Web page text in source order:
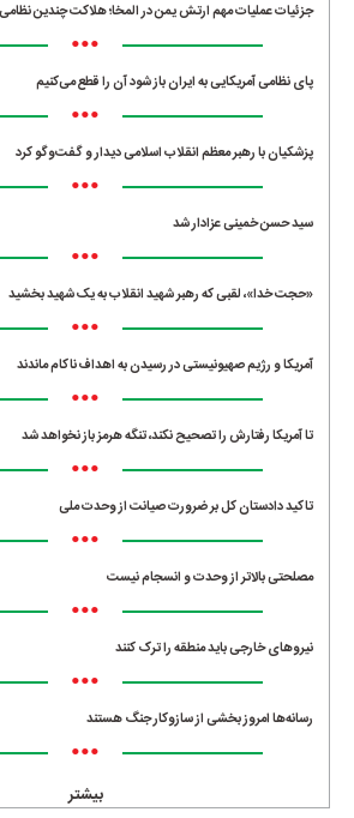
جزئیات عملیات مهم ارتش یمن در المخا؛ هلاکت چندین
•••
پای نظامی آمریکایی به ایران باز شود آن را قطع می‌کنیم
•••
پزشکیان با رهبر معظم انقلاب اسلامی دیدار و گفت‌وگو کرد
•••
سید حسن خمینی عزادار شد
•••
«حجت خدا»، لقبی که رهبر شهید انقلاب به یک شهید بخشید
•••
آمریکا و رژیم صهیونیستی در رسیدن به اهداف ناکام ماندند
•••
تا آمریکا رفتارش را تصحیح نکند، تنگه هرمز باز نخواهد شد
•••
تاکید دادستان کل بر ضرورت صیانت از وحدت ملی
•••
مصلحتی بالاتر از وحدت و انسجام نیست
•••
نیروهای خارجی باید منطقه را ترک کنند
•••
رسانه‌ها امروز بخشی از سازوکار جنگ هستند
•••
بیشتر